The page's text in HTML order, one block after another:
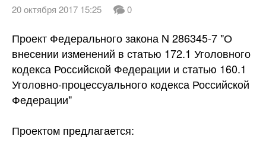
20 октября 2017 15:25 0
Проект Федерального закона N 286345-7 "О
внесении изменений в статью 172.1 Уголовного
кодекса Российской Федерации и статью 160.1
Уголовно-процессуального кодекса Российской
Федерации"
Проектом предлагается: